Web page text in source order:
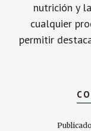
nutrición y
cualquier
permitir